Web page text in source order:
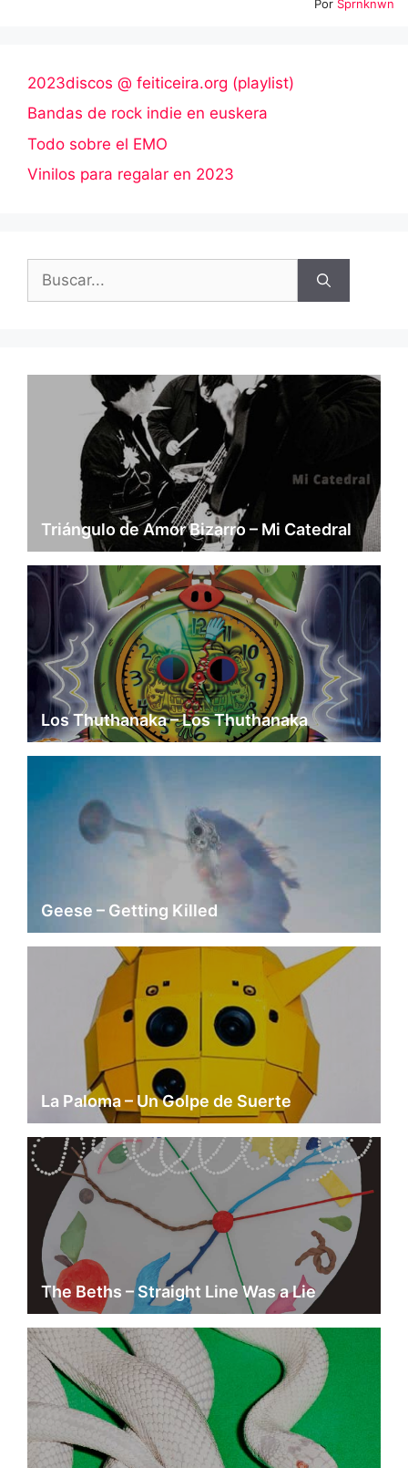
Por Sprnknwn
2023discos @ feiticeira.org (playlist)
Bandas de rock indie en euskera
Todo sobre el EMO
Vinilos para regalar en 2023
Buscar:
Triángulo de Amor Bizarro – Mi Catedral
Los Thuthanaka – Los Thuthanaka
Geese – Getting Killed
La Paloma – Un Golpe de Suerte
The Beths – Straight Line Was a Lie